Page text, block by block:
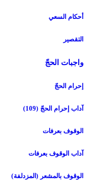
أحكام السعي‏
التقصير
واجبات الحجّ‏
إحرام الحجّ‏
آداب إحرام الحجّ (109)
الوقوف بعرفات‏
آداب الوقوف بعرفات‏
الوقوف بالمشعر (المزدلفة)